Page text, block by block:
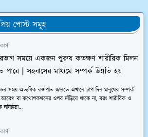
পোস্ট সমূহ
সময়ে একজন পুরুষ কতক্ষণ শারীরিক মিলন
পারে | সহবাসের মাধ্যমে সম্পর্ক উন্নতি হয়
সময় অত্যধিক রক্তপাত জানতে এখানে চাপ দিন মানুষের সম্পর্ক
বা কথোপকথনের ওপর দাঁড়িয়ে থাকে না, বরং শারীরিক ও
ঘনিষ্ঠতা...